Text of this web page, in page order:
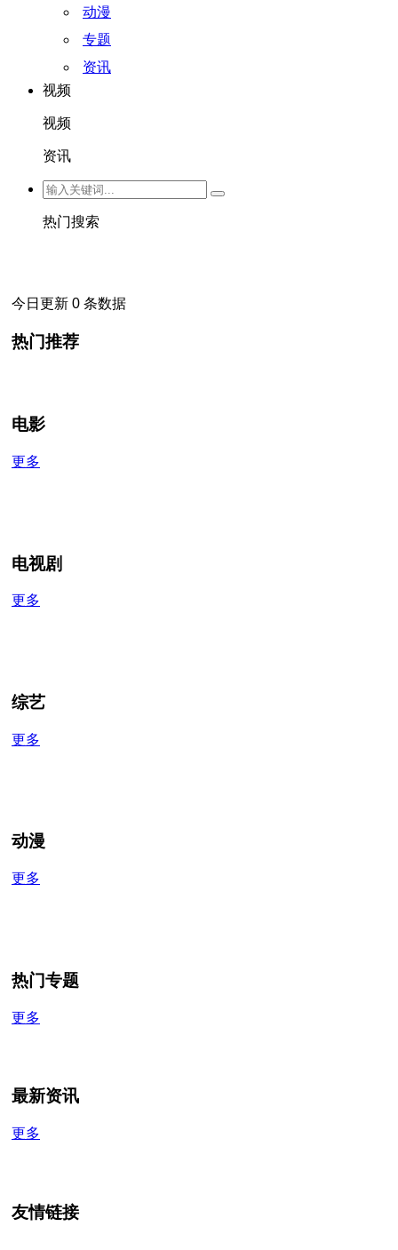
动漫
专题
资讯
视频
视频
资讯
热门搜索
今日更新 0 条数据
热门推荐
电影
更多
电视剧
更多
综艺
更多
动漫
更多
热门专题
更多
最新资讯
更多
友情链接